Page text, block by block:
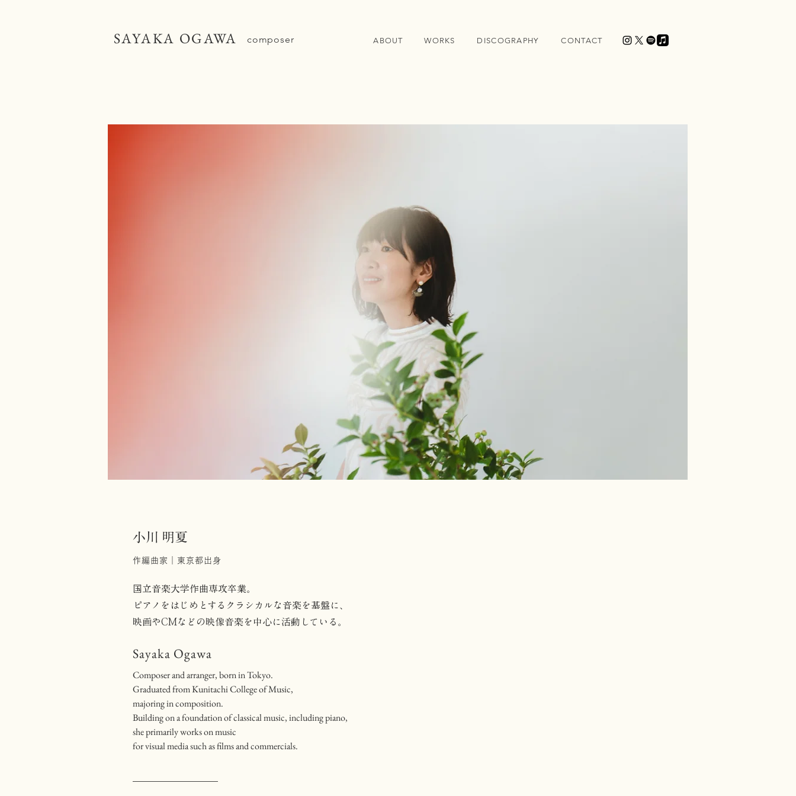
SAYAKA OGAWA composer ABOUT WORKS DISCOGRAPHY CONTACT
小川 明夏
作編曲家｜東京都出身
国立音楽大学作曲専攻卒業。
ピアノをはじめとするクラシカルな音楽を基盤に、
映画やCMなどの映像音楽を中心に活動している。​
Sayaka Ogawa
Composer and arranger, born in Tokyo.
Graduated from Kunitachi College of Music,
majoring in composition.
Building on a foundation of classical music, including piano,
she primarily works on music
for visual media such as films and commercials.
​—————————